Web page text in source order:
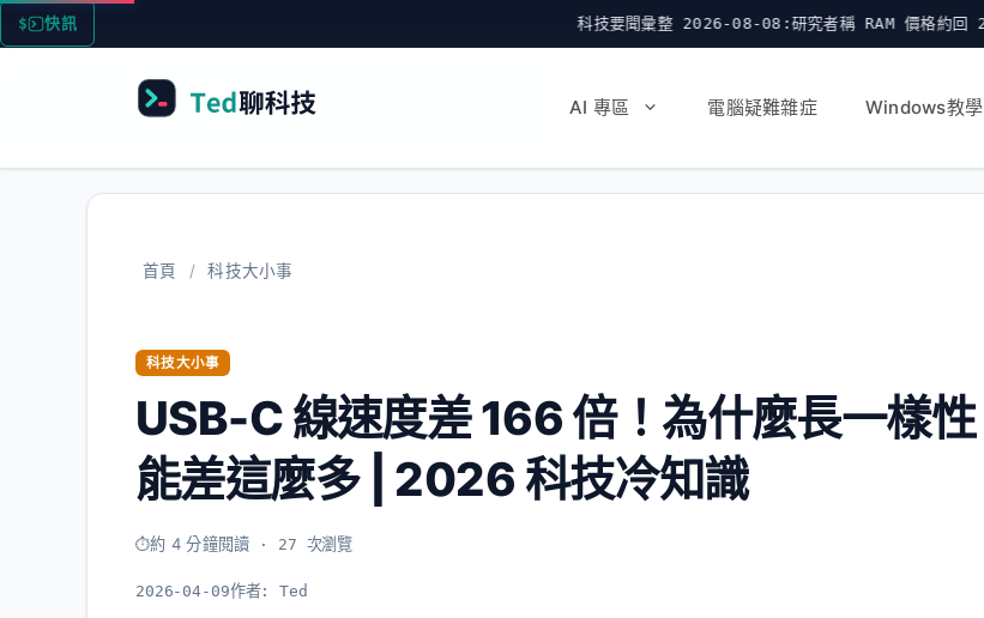
跳
至
快訊 科技要聞彙整 2026-08-08:研究者稱 RAM 價格約回 2007 年水準
AI 專區 電腦疑難雜症 Windows教學
首頁 / 科技大小事
科技大小事
USB-C 線速度差 166 倍！為什麼長一樣性
能差這麼多 | 2026 科技冷知識
約 4 分鐘閱讀 · 27 次瀏覽
2026-04-09作者:Ted